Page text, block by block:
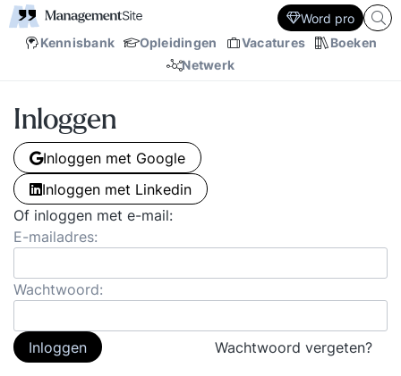
Kennisbank Opleidingen Vacatures
Boeken
Netwerk
Word pro
Inloggen
Inloggen met Google
Inloggen met Linkedin
Of inloggen met e-mail:
E-mailadres:
Wachtwoord:
Inloggen Wachtwoord vergeten?